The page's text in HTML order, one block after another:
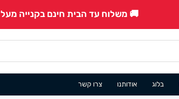
🚚 משלוח עד הבית חינם בקנייה מעל 500₪!
בלוג אודותנו צרו קשר